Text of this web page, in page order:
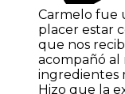
Carmelo fue
placer estar
que nos
acompañó al
ingredientes
Hizo que la